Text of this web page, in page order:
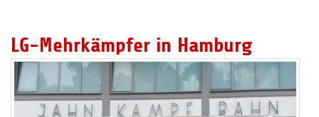
LG-Mehrkämpfer in Hamburg